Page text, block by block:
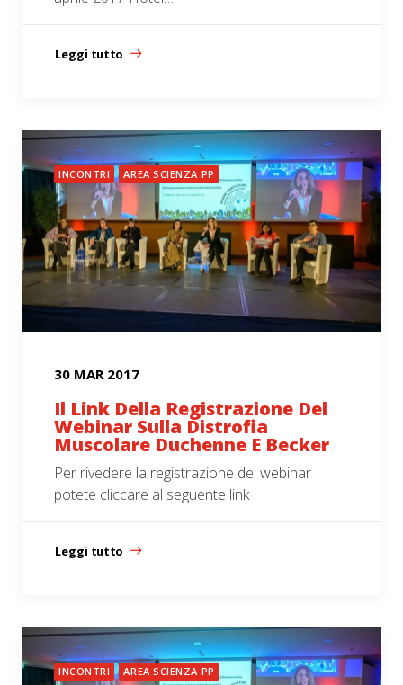
Leggi tutto
INCONTRI AREA SCIENZA PP
30 MAR 2017
Il Link Della Registrazione Del
Webinar Sulla Distrofia
Muscolare Duchenne E Becker
Per rivedere la registrazione del webinar
potete cliccare al seguente link
Leggi tutto
INCONTRI AREA SCIENZA PP